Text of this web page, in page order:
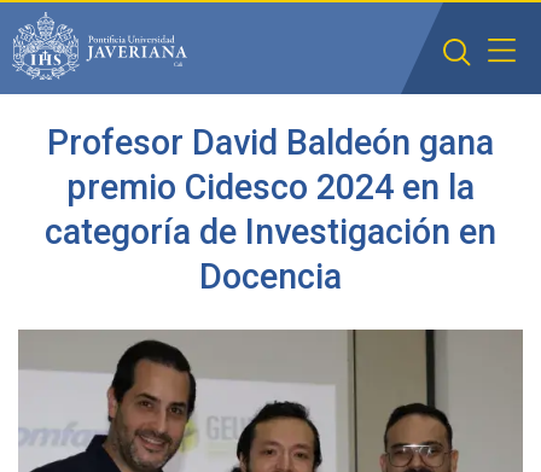
Saltar al contenido principal
Profesor David Baldeón gana
premio Cidesco 2024 en la
categoría de Investigación en
Docencia